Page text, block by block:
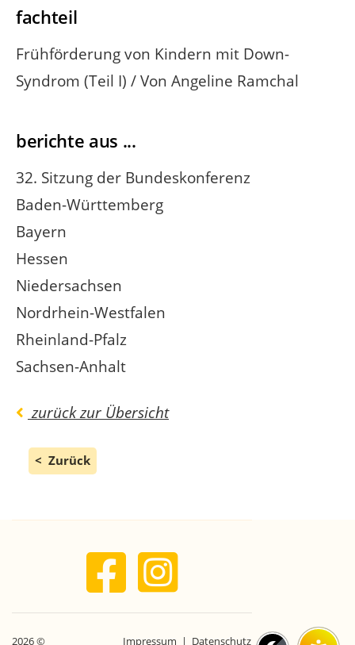
fachteil
Frühförderung von Kindern mit Down-
Syndrom (Teil I) / Von Angeline Ramchal
berichte aus ...
32. Sitzung der Bundeskonferenz
Baden-Württemberg
Bayern
Hessen
Niedersachsen
Nordrhein-Westfalen
Rheinland-Pfalz
Sachsen-Anhalt
zurück zur Übersicht
Zurück
2026 © Impressum | Datenschutz